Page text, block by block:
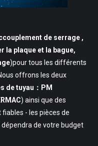
de serrage ,
la plaque et la bague,
)pour tous les différents
offrons les deux
de tuyau：PM
) ainsi que des
- les pièces de
de votre budget